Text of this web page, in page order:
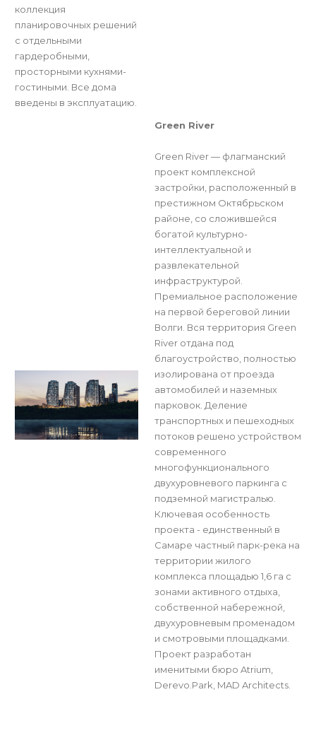
коллекция
планировочных решений
с отдельными
гардеробными,
просторными кухнями-
гостиными. Все дома
введены в эксплуатацию.
Green River
Green River — флагманский
проект комплексной
застройки, расположенный в
престижном Октябрьском
районе, со сложившейся
богатой культурно-
интеллектуальной и
развлекательной
инфраструктурой.
Премиальное расположение
на первой береговой линии
Волги. Вся территория Green
River отдана под
благоустройство, полностью
изолирована от проезда
автомобилей и наземных
парковок. Деление
транспортных и пешеходных
потоков решено устройством
современного
многофункционального
двухуровневого паркинга с
подземной магистралью.
Ключевая особенность
проекта - единственный в
Самаре частный парк-река на
территории жилого
комплекса площадью 1,6 га с
зонами активного отдыха,
собственной набережной,
двухуровневым променадом
и смотровыми площадками.
Проект разработан
именитыми бюро Atrium,
Derevo.Park, MAD Architects.